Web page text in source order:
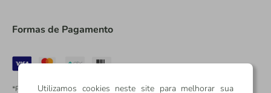
Formas de Pagamento
*Pontos dos Cartões Sicredi
Utilizamos cookies neste site para melhorar sua